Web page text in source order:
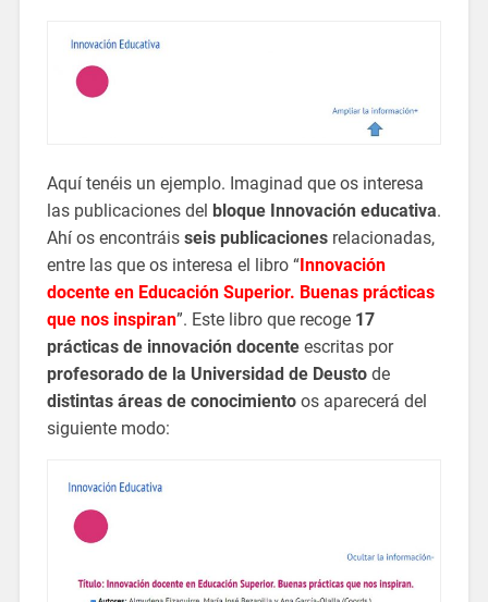
Aquí tenéis un ejemplo. Imaginad que os interesa
las publicaciones del bloque Innovación educativa.
Ahí os encontráis seis publicacionesrelacionadas,
entre las que os interesa el libro “Innovación
docente en Educación Superior. Buenas prácticas
que nos inspiran”. Este libro que recoge 17
prácticas de innovación docenteescritas por
profesorado de la Universidad de Deustode
distintas áreas de conocimientoos aparecerá del
siguiente modo: